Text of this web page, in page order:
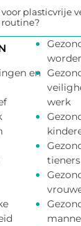
plasticvrije
en
werk
tieners